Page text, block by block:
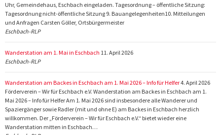
Uhr, Gemeindehaus, Eschbach eingeladen. Tagesordnung – öffentliche Sitzung:
Tagesordnung nicht-öffentliche Sitzung 9. Bauangelegenheiten10. Mitteilungen
und Anfragen Carsten Göller, Ortsbürgermeister
Eschbach-RLP
Wanderstation am 1. Mai in Eschbach 11. April 2026
Eschbach-RLP
Wanderstation am Backes in Eschbach am 1. Mai 2026 – Info für Helfer4. April 2026
Förderverein – Wir für Eschbach e.V. Wanderstation am Backes in Eschbach am 1.
Mai 2026 – Info für Helfer Am 1. Mai 2026 sind insbesondere alle Wanderer und
Spaziergänger sowie Radler (mit und ohne E) am Backes in Eschbach herzlich
willkommen. Der „Förderverein – Wir für Eschbach e.V.“ bietet wieder eine
Wanderstation mitten in Eschbach…